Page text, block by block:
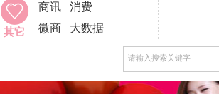
其它
商讯
消费
微商
大数据